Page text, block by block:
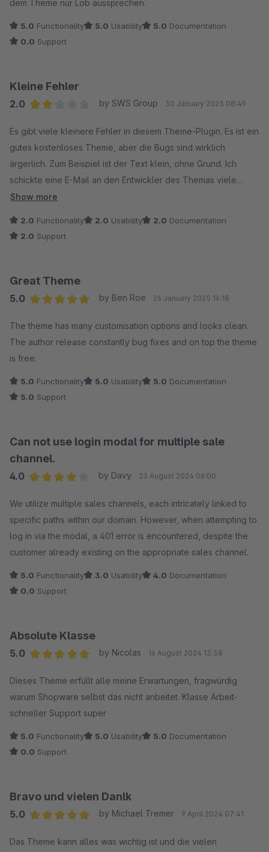
{% set link = category_url(item.category) %}
{% if item.children|length > 0 %}
{{ tree.list(item.children, null) }}
{% endif %}
{% import _self as tree %}
{{ tree.list(navigationTree, uid) }}"
dem Theme nur Lob aussprechen.
5.0 Functionality 5.0 Usability 5.0 Documentation
0.0 Support
Kleine Fehler
2.0
by SWS Group 30 January 2025 08:49
Es gibt viele kleinere Fehler in diesem Theme-Plugin. Es ist ein
gutes kostenloses Theme, aber die Bugs sind wirklich
ärgerlich. Zum Beispiel ist der Text klein, ohne Grund. Ich
schickte eine E-Mail an den Entwickler des Themas viele
Male, aber nicht zurück.
Show more
2.0 Functionality 2.0 Usability 2.0 Documentation
2.0 Support
Great Theme
5.0
by Ben Roe 26 January 2025 16:18
The theme has many customisation options and looks clean.
The author release constantly bug fixes and on top the theme
is free.
5.0 Functionality 5.0 Usability 5.0 Documentation
5.0 Support
Can not use login modal for multiple sale
channel.
4.0
by Davy 23 August 2024 06:00
We utilize multiple sales channels, each intricately linked to
specific paths within our domain. However, when attempting to
log in via the modal, a 401 error is encountered, despite the
customer already existing on the appropriate sales channel.
5.0 Functionality 3.0 Usability 4.0 Documentation
0.0 Support
Absolute Klasse
5.0
by Nicolas 16 August 2024 13:38
Dieses Theme erfüllt alle meine Erwartungen, fragwürdig
warum Shopware selbst das nicht anbeitet. Klasse Arbeit-
schneller Support super
5.0 Functionality 5.0 Usability 5.0 Documentation
0.0 Support
Bravo und vielen Danlk
5.0
by Michael Tremer 9 April 2024 07:41
Das Theme kann alles was wichtig ist und die vielen